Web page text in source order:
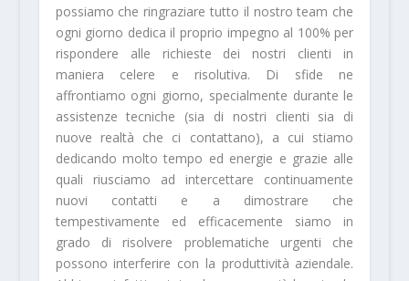
possiamo che ringraziare tutto il nostro team che
ogni giorno dedica il proprio impegno al 100% per
rispondere alle richieste dei nostri clienti in
maniera celere e risolutiva. Di sfide ne
affrontiamo ogni giorno, specialmente durante le
assistenze tecniche (sia di nostri clienti sia di
nuove realtà che ci contattano), a cui stiamo
dedicando molto tempo ed energie e grazie alle
quali riusciamo ad intercettare continuamente
nuovi contatti e a dimostrare che
tempestivamente ed efficacemente siamo in
grado di risolvere problematiche urgenti che
possono interferire con la produttività aziendale.